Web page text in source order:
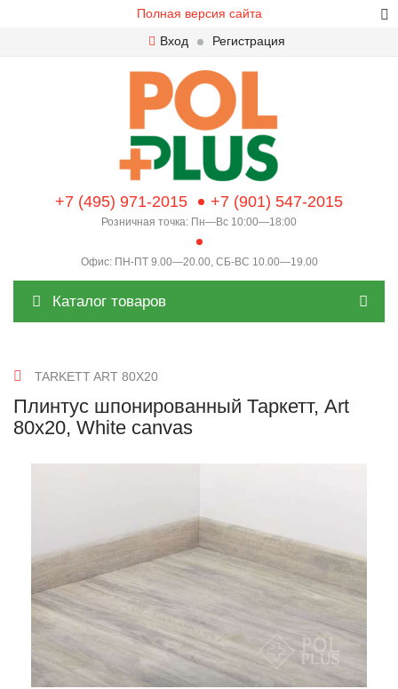
Полная версия сайта
Вход
Регистрация
+7 (495) 971-2015 +7 (901) 547-2015
Розничная точка: Пн—Вс 10:00—18:00
Офис: ПН-ПТ 9.00—20.00, СБ-ВС 10.00—19.00
Каталог товаров
TARKETT ART 80X20
Плинтус шпонированный Таркетт, Art
80x20, White canvas